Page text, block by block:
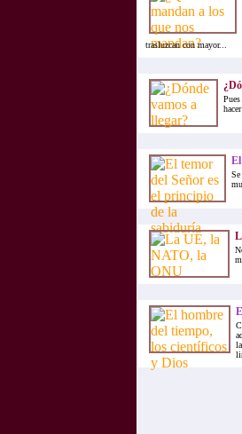
trasluzcan con mayor...